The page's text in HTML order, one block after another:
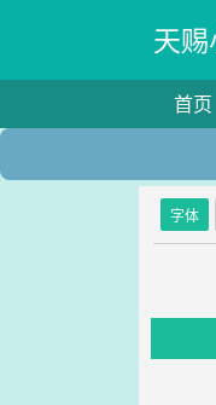
天
首页
字体